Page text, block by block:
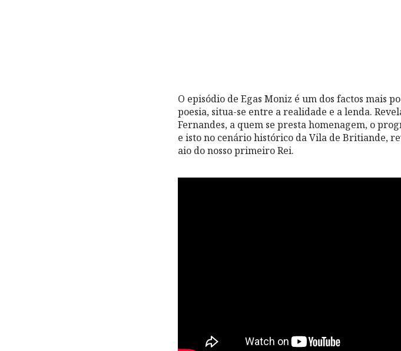
O episódio de Egas Moniz é um dos factos mais
poesia, situa-se entre a realidade e a lenda.
Fernandes, a quem se presta homenagem, o
e isto no cenário histórico da Vila de Britiande,
aio do nosso primeiro Rei.